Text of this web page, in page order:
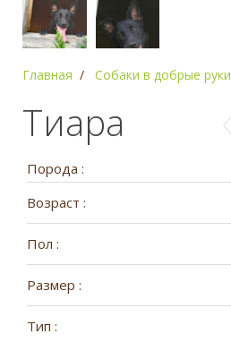
Главная Собаки в добрые руки
Тиара
Порода :
Возраст :
Пол :
Размер :
Тип :